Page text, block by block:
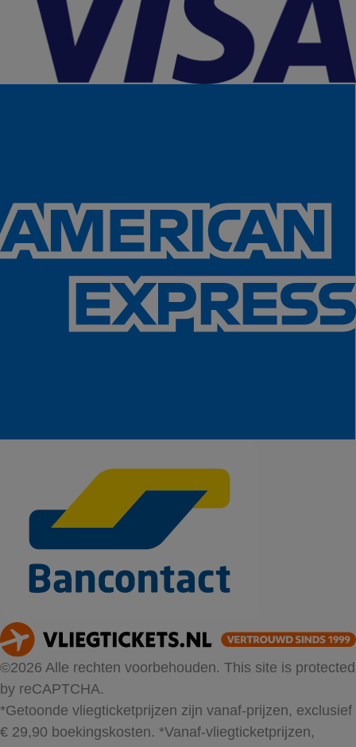
©2026 Alle rechten voorbehouden. This site is protected
by reCAPTCHA.
*Getoonde vliegticketprijzen zijn vanaf-prijzen, exclusief
€ 29,90 boekingskosten. *Vanaf-vliegticketprijzen,